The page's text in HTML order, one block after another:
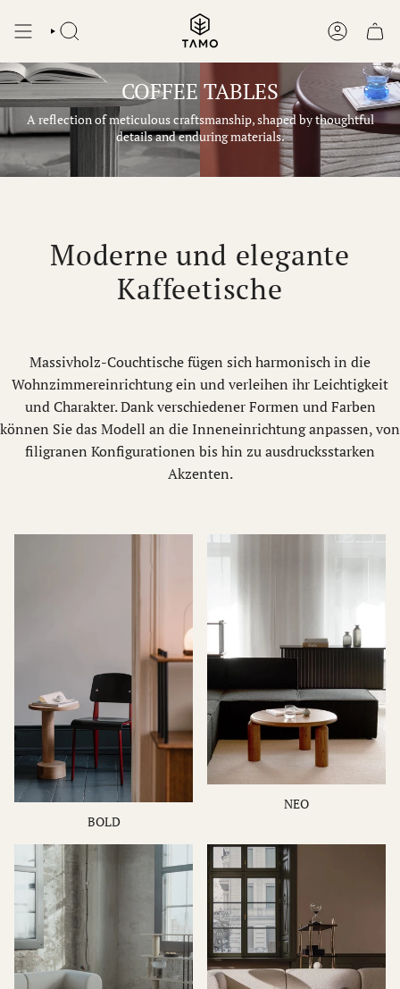
Inhalt
springen
SUCHEN KONTO
COFFEE TABLES
A reflection of meticulous craftsmanship, shaped by thoughtful
details and enduring materials.
Moderne und elegante
Kaffeetische
Massivholz-Couchtische fügen sich harmonisch in die
Wohnzimmereinrichtung ein und verleihen ihr Leichtigkeit
und Charakter. Dank verschiedener Formen und Farben
können Sie das Modell an die Inneneinrichtung anpassen, von
filigranen Konfigurationen bis hin zu ausdrucksstarken
Akzenten.
BOLD
NEO